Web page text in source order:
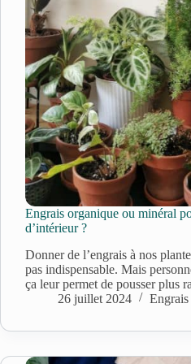
Engrais organique ou minéral
d’intérieur ?
Donner de l’engrais à nos
pas indispensable. Mais
ça leur permet de pousser plus
26 juillet 2024
Engrais